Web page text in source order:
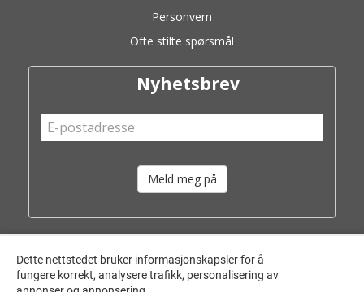
Personvern
Ofte stilte spørsmål
Nyhetsbrev
Meld meg på
Dette nettstedet bruker informasjonskapsler for å
fungere korrekt, analysere trafikk, personalisering av